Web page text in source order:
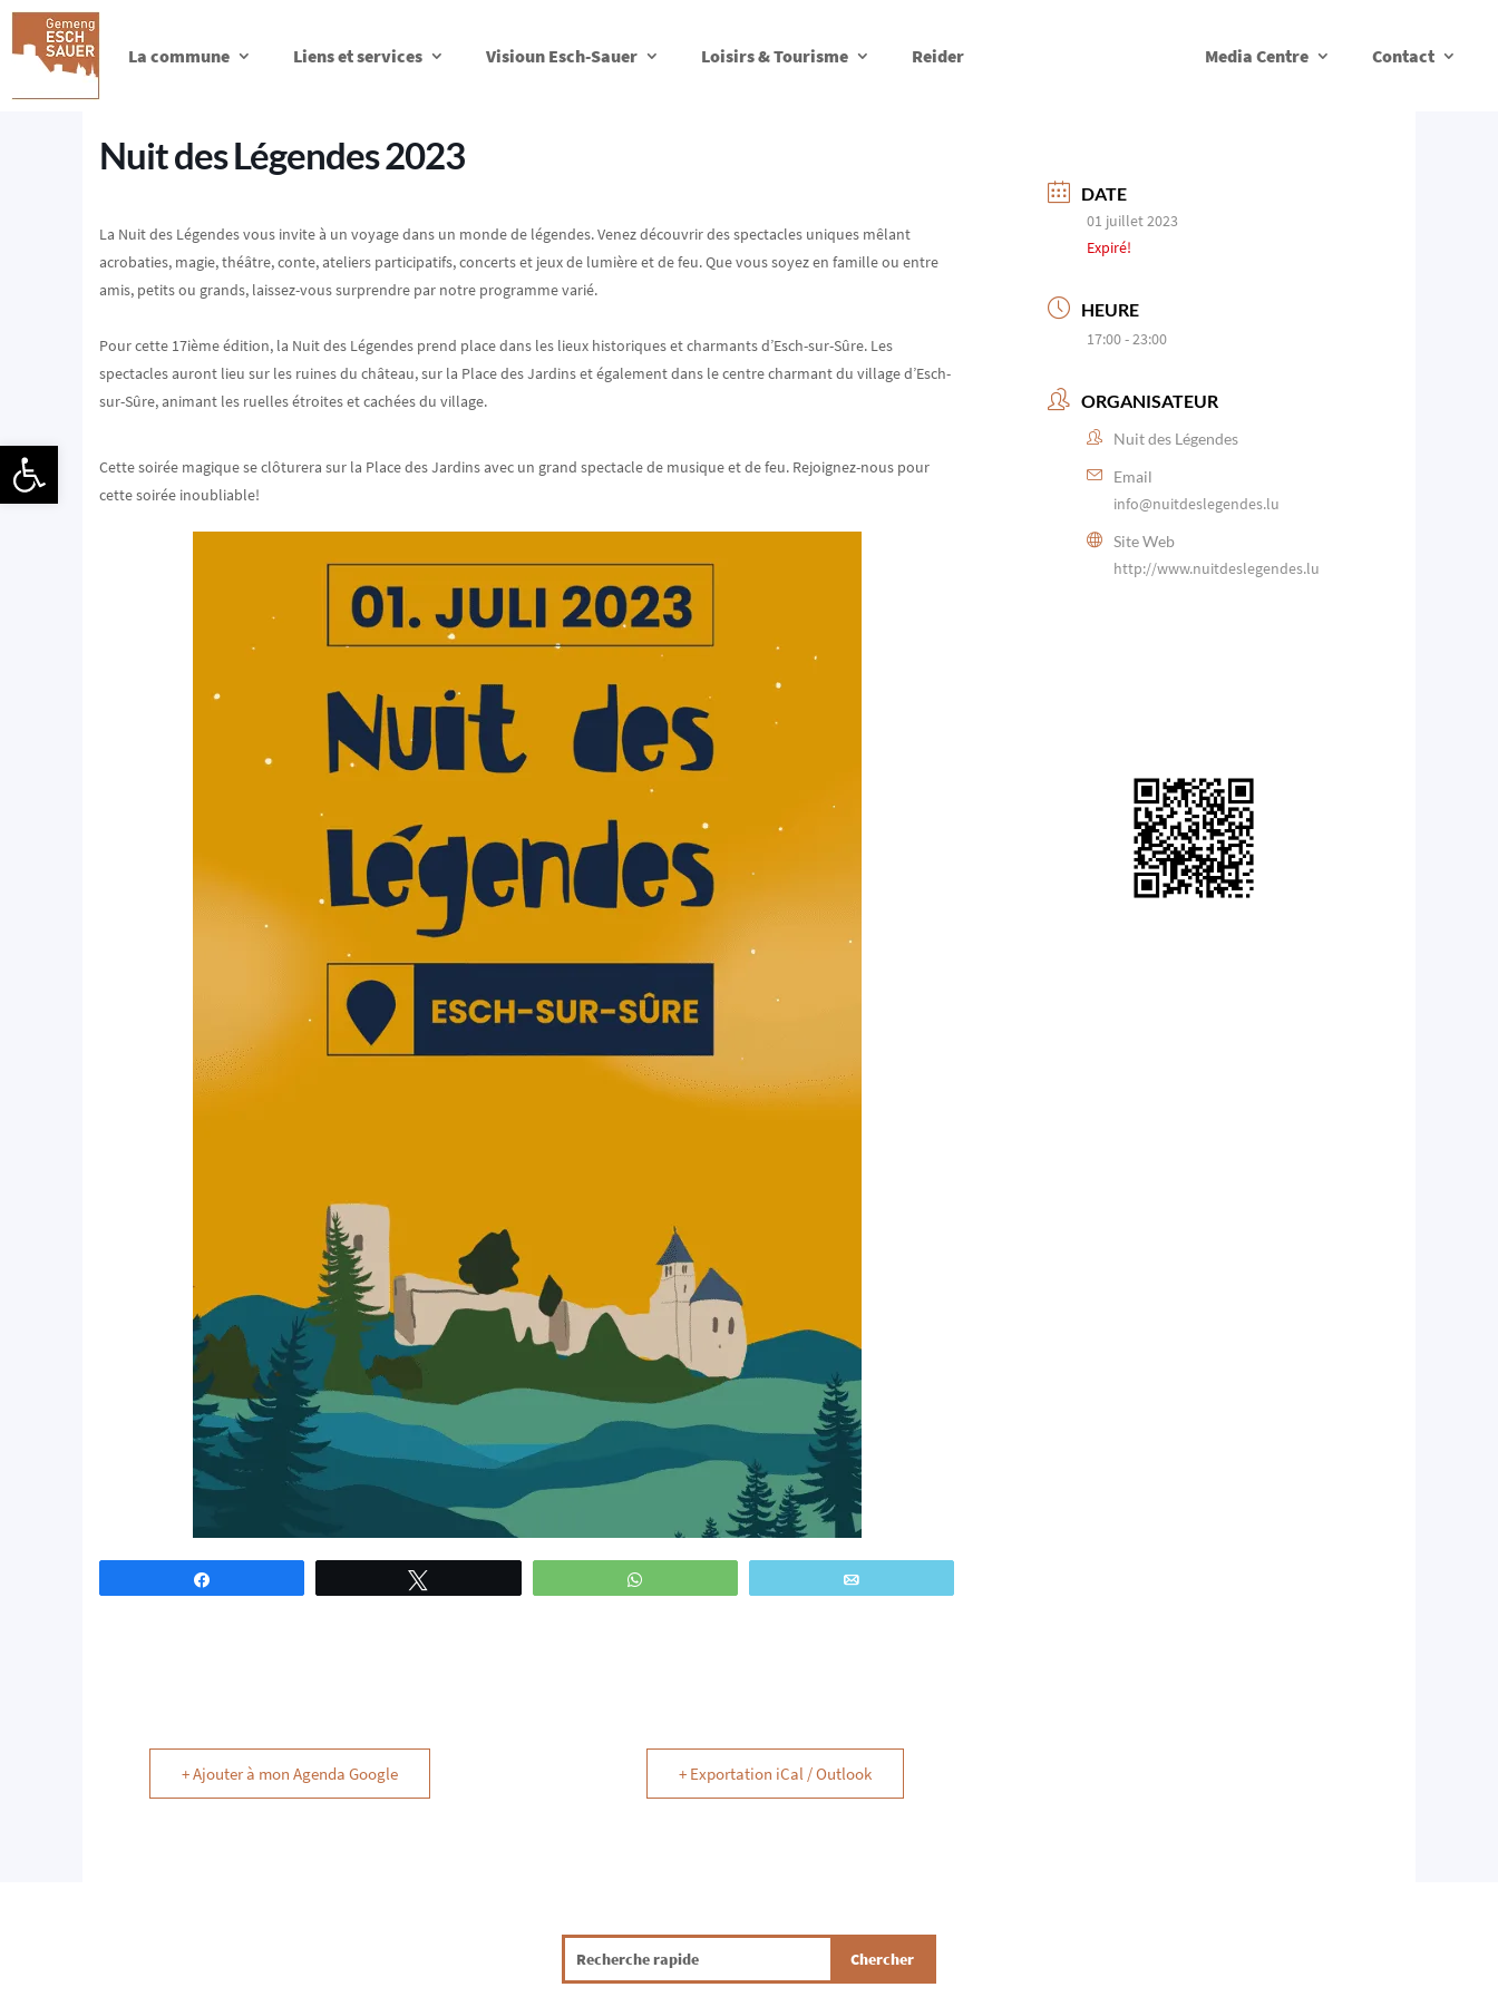
La commune Liens et services Visioun Esch-Sauer Loisirs & Tourisme Reider Media Centre Contact
Nuit des Légendes 2023
La Nuit des Légendes vous invite à un voyage dans un monde de légendes. Venez découvrir des spectacles uniques mêlant
acrobaties, magie, théâtre, conte, ateliers participatifs, concerts et jeux de lumière et de feu. Que vous soyez en famille ou entre
amis, petits ou grands, laissez-vous surprendre par notre programme varié.
Pour cette 17ième édition, la Nuit des Légendes prend place dans les lieux historiques et charmants d’Esch-sur-Sûre. Les
spectacles auront lieu sur les ruines du château, sur la Place des Jardins et également dans le centre charmant du village d’Esch-
sur-Sûre, animant les ruelles étroites et cachées du village.
Cette soirée magique se clôturera sur la Place des Jardins avec un grand spectacle de musique et de feu. Rejoignez-nous pour
cette soirée inoubliable!
+ Ajouter à mon Agenda Google + Exportation iCal / Outlook
DATE
01 juillet 2023
Expiré!
HEURE
17:00 - 23:00
ORGANISATEUR
Nuit des Légendes
Email
info@nuitdeslegendes.lu
Site Web
http://www.nuitdeslegendes.lu
Ouvrir la barre d’outils